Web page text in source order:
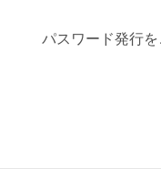
パスワード発行